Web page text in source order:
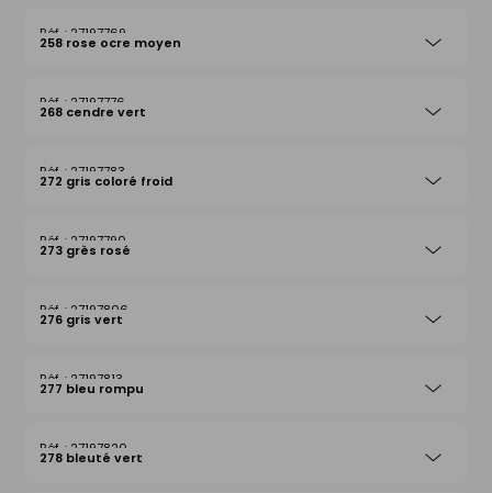
27197769
258 rose ocre moyen
27197776
268 cendre vert
27197783
272 gris coloré froid
27197790
273 grès rosé
27197806
276 gris vert
27197813
277 bleu rompu
27197820
278 bleuté vert